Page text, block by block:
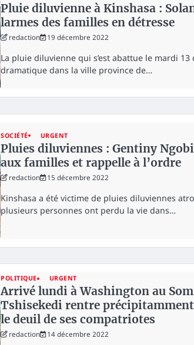
Pluie diluvienne à Kinshasa :
larmes des familles en détresse
redaction 19 décembre 2022
La pluie diluvienne qui s’est abattue le mardi
dramatique dans la ville province de…
SOCIÉTÉ URGENT
Pluies diluviennes : Gentiny
aux familles et rappelle à l’ordre
redaction 15 décembre 2022
Kinshasa a été victime de pluies diluviennes
plusieurs personnes ont perdu la vie dans…
POLITIQUE URGENT
Arrivé lundi à Washington au
Tshisekedi rentre
le deuil de ses compatriotes
redaction 14 décembre 2022